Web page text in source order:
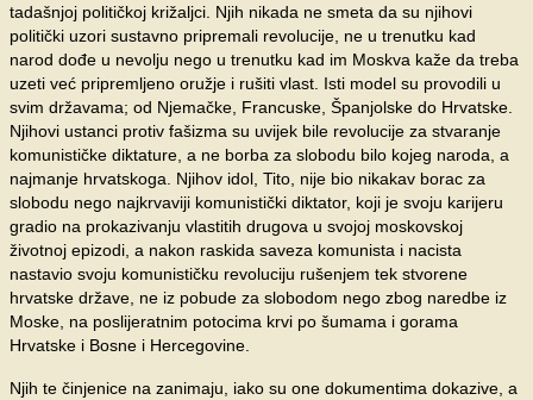
tadašnjoj političkoj križaljci. Njih nikada ne smeta da su njihovi
politički uzori sustavno pripremali revolucije, ne u trenutku kad
narod dođe u nevolju nego u trenutku kad im Moskva kaže da treba
uzeti već pripremljeno oružje i rušiti vlast. Isti model su provodili u
svim državama; od Njemačke, Francuske, Španjolske do Hrvatske.
Njihovi ustanci protiv fašizma su uvijek bile revolucije za stvaranje
komunističke diktature, a ne borba za slobodu bilo kojeg naroda, a
najmanje hrvatskoga. Njihov idol, Tito, nije bio nikakav borac za
slobodu nego najkrvaviji komunistički diktator, koji je svoju karijeru
gradio na prokazivanju vlastitih drugova u svojoj moskovskoj
životnoj epizodi, a nakon raskida saveza komunista i nacista
nastavio svoju komunističku revoluciju rušenjem tek stvorene
hrvatske države, ne iz pobude za slobodom nego zbog naredbe iz
Moske, na poslijeratnim potocima krvi po šumama i gorama
Hrvatske i Bosne i Hercegovine.
Njih te činjenice na zanimaju, iako su one dokumentima dokazive, a